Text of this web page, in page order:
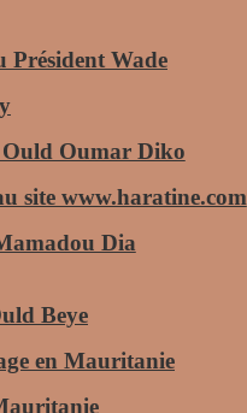
Wade
Ould Oumar Diko
site www.haratine.com
Dia
Beye
en Mauritanie